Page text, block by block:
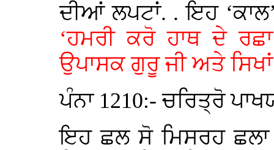
ਦੀਆਂ ਲਪਟਾਂ. . ਇਹ
‘ਹਮਰੀ ਕਰੋ ਹਾਥ ਦੇ
ਉਪਾਸਕ ਗੁਰੂ ਜੀ ਅਤੇ
ਪੰਨਾ 1210:- ਚਰਿਤ੍ਰੋ
ਇਹ ਛਲ ਸੋ ਮਿਸਰਹ ਛਲਾ